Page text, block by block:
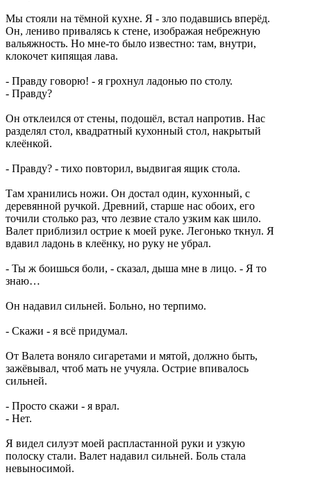
Мы стояли на тёмной кухне. Я - зло подавшись вперёд.
Он, лениво привалясь к стене, изображая небрежную
вальяжность. Но мне-то было известно: там, внутри,
клокочет кипящая лава.
- Правду говорю! - я грохнул ладонью по столу.
- Правду?
Он отклеился от стены, подошёл, встал напротив. Нас
разделял стол, квадратный кухонный стол, накрытый
клеёнкой.
- Правду? - тихо повторил, выдвигая ящик стола.
Там хранились ножи. Он достал один, кухонный, с
деревянной ручкой. Древний, старше нас обоих, его
точили столько раз, что лезвие стало узким как шило.
Валет приблизил острие к моей руке. Легонько ткнул. Я
вдавил ладонь в клеёнку, но руку не убрал.
- Ты ж боишься боли, - сказал, дыша мне в лицо. - Я то
знаю…
Он надавил сильней. Больно, но терпимо.
- Скажи - я всё придумал.
От Валета воняло сигаретами и мятой, должно быть,
зажёвывал, чтоб мать не учуяла. Острие впивалось
сильней.
- Просто скажи - я врал.
- Нет.
Я видел силуэт моей распластанной руки и узкую
полоску стали. Валет надавил сильней. Боль стала
невыносимой.